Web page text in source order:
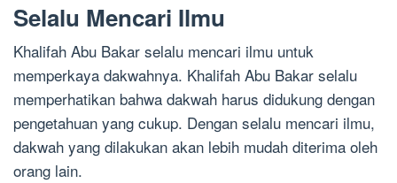
Selalu Mencari Ilmu
Khalifah Abu Bakar selalu mencari ilmu untuk
memperkaya dakwahnya. Khalifah Abu Bakar selalu
memperhatikan bahwa dakwah harus didukung dengan
pengetahuan yang cukup. Dengan selalu mencari ilmu,
dakwah yang dilakukan akan lebih mudah diterima oleh
orang lain.